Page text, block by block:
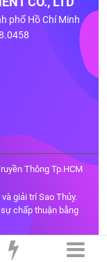
phố Hồ Chí Minh
Thông Tp.HCM
giải trí Sao Thủy.
chấp thuận bằng